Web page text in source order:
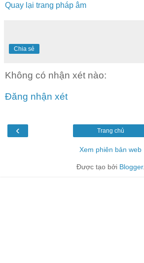
Quay lại trang pháp âm
Chia sẻ
Không có nhận xét nào:
Đăng nhận xét
‹ Trang chủ
Xem phiên bản web
Được tạo bởi Blogger.